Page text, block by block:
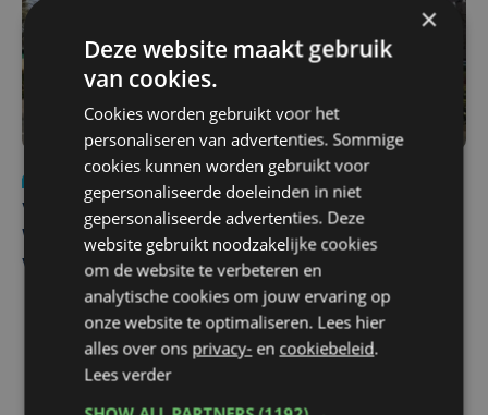
wo 5 augustus | 11:57
Vier Oostendse gynaecologen versterken dienst in AZ
West, dat ook een nieuwe voltijdse gynaecoloog
verwelkomt
×
Deze website maakt gebruik
van cookies.
Cookies worden gebruikt voor het
personaliseren van advertenties. Sommige
cookies kunnen worden gebruikt voor
gepersonaliseerde doeleinden in niet
gepersonaliseerde advertenties. Deze
website gebruikt noodzakelijke cookies
om de website te verbeteren en
analytische cookies om jouw ervaring op
onze website te optimaliseren. Lees hier
alles over ons privacy- en cookiebeleid.
Lees verder